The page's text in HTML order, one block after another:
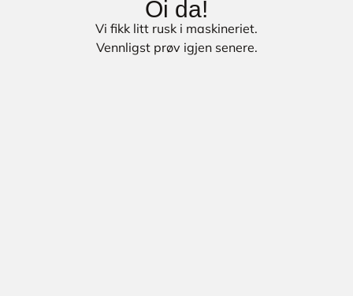
Oi da!
Vi fikk litt rusk i maskineriet.
Vennligst prøv igjen senere.